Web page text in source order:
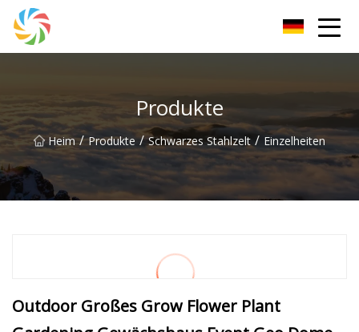
Produkte
Heim / Produkte / Schwarzes Stahlzelt / Einzelheiten
Outdoor Großes Grow Flower Plant